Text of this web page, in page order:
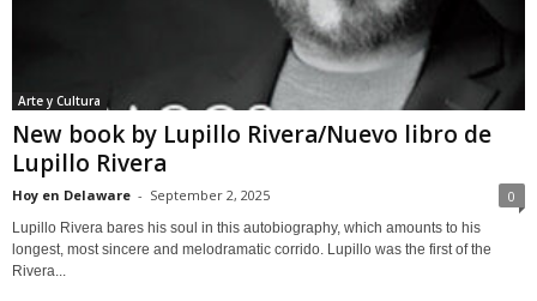
Arte y Cultura
New book by Lupillo Rivera/Nuevo libro de
Lupillo Rivera
Hoy en Delaware - September 2, 2025 0
Lupillo Rivera bares his soul in this autobiography, which amounts to his
longest, most sincere and melodramatic corrido. Lupillo was the first of the
Rivera...